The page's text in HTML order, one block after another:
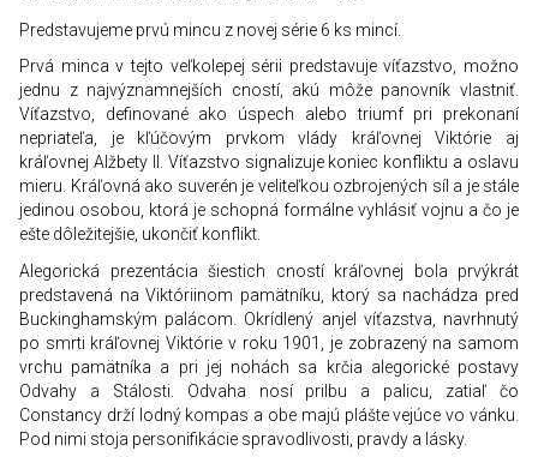
Predstavujeme prvú mincu z novej série 6 ks mincí.
Prvá minca v tejto veľkolepej sérii predstavuje víťazstvo, možno
jednu z najvýznamnejších cností, akú môže panovník vlastniť.
Víťazstvo, definované ako úspech alebo triumf pri prekonaní
nepriateľa, je kľúčovým prvkom vlády kráľovnej Viktórie aj
kráľovnej Alžbety II. Víťazstvo signalizuje koniec konfliktu a oslavu
mieru. Kráľovná ako suverén je veliteľkou ozbrojených síl a je stále
jedinou osobou, ktorá je schopná formálne vyhlásiť vojnu a čo je
ešte dôležitejšie, ukončiť konflikt.
Alegorická prezentácia šiestich cností kráľovnej bola prvýkrát
predstavená na Viktóriinom pamätníku, ktorý sa nachádza pred
Buckinghamským palácom. Okrídlený anjel víťazstva, navrhnutý
po smrti kráľovnej Viktórie v roku 1901, je zobrazený na samom
vrchu pamätníka a pri jej nohách sa krčia alegorické postavy
Odvahy a Stálosti. Odvaha nosí prilbu a palicu, zatiaľ čo
Constancy drží lodný kompas a obe majú plášte vejúce vo vánku.
Pod nimi stoja personifikácie spravodlivosti, pravdy a lásky.